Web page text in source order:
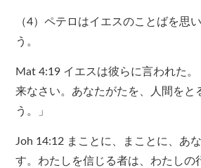
（4）ペテロはイエスのことばを思
う。
Mat 4:19 イエスは彼らに言われた
来なさい。あなたがたを、人間をと
う。」
Joh 14:12 まことに、まことに、あ
す。わたしを信じる者は、わたしの